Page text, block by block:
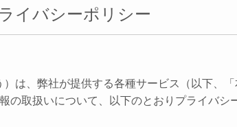
イバシーポリシー
は、弊社が提供する各種サービス（以下、
の取扱いについて、以下のとおりプライバシ